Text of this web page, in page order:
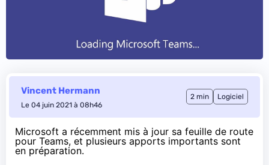
Vincent Hermann
Le 04 juin 2021 à 08h46
2 min Logiciel
Microsoft a récemment mis à jour sa feuille de route
pour Teams, et plusieurs apports importants sont
en préparation.